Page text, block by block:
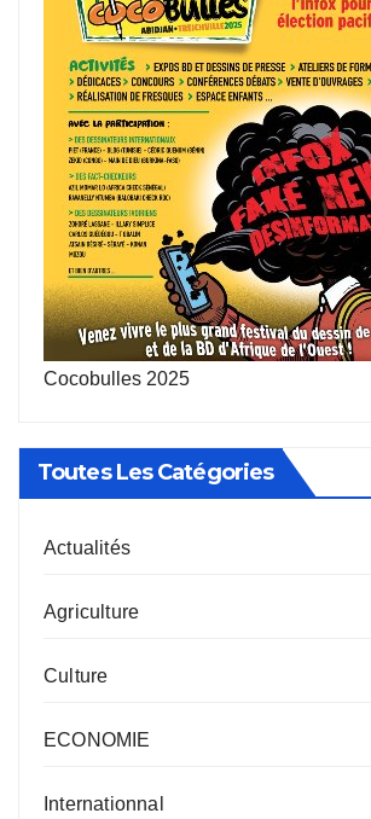
Cocobulles 2025
Toutes Les Catégories
Actualités
Agriculture
Culture
ECONOMIE
Internationnal